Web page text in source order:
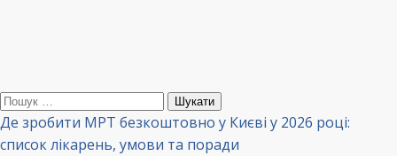
Пошук:
Де зробити МРТ безкоштовно у Києві у 2026 році:
список лікарень, умови та поради